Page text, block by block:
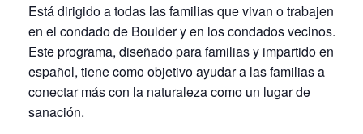
Está dirigido a todas las familias que vivan o trabajen
en el condado de Boulder y en los condados vecinos.
Este programa, diseñado para familias y impartido en
español, tiene como objetivo ayudar a las familias a
conectar más con la naturaleza como un lugar de
sanación.